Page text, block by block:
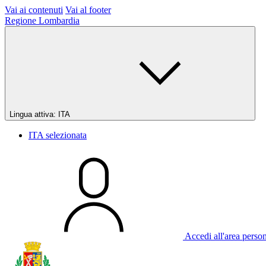
Vai ai contenuti Vai al footer
Regione Lombardia
Lingua attiva: ITA
ITA selezionata
Accedi all'area